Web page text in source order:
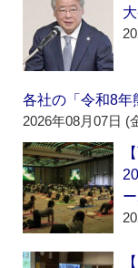
各社の「令和8年
2026年08月07日 (